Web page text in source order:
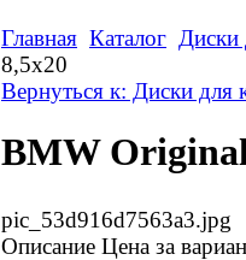
Главная Каталог Диски
8,5x20
Вернуться к: Диски для
BMW
pic_53d916d7563a3.jpg
Описание Цена за